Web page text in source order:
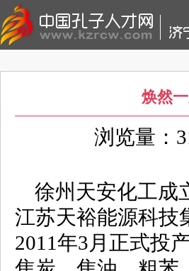
焕然
浏览量
徐州天安化工成
江苏天裕能源科技
2011年3月正式投